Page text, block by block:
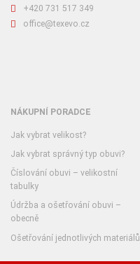
+420 731 517 349
office@texevo.cz
NÁKUPNÍ PORADCE
Jak vybrat velikost?
Jak vybrat správný typ obuvi?
Číslování obuvi – velikostní
tabulky
Údržba a ošetřování obuvi –
obecně
Ošetřování jednotlivých materiálů